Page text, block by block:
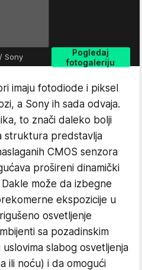
Pogledaj
fotogaleriju
Sony
imaju fotodiode i piksel
a Sony ih sada odvaja.
to znači daleko bolji
struktura predstavlja
CMOS senzora
prošireni dinamički
može da izbegne
ekspozicije u
osvetljenje
sa pozadinskim
slabog osvetljenja
ili noću) i da omogući